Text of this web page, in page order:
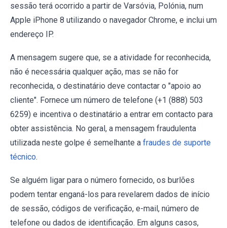
sessão terá ocorrido a partir de Varsóvia, Polónia, num
Apple iPhone 8 utilizando o navegador Chrome, e inclui um
endereço IP.
A mensagem sugere que, se a atividade for reconhecida,
não é necessária qualquer ação, mas se não for
reconhecida, o destinatário deve contactar o "apoio ao
cliente". Fornece um número de telefone (+1 (888) 503
6259) e incentiva o destinatário a entrar em contacto para
obter assistência. No geral, a mensagem fraudulenta
utilizada neste golpe é semelhante a fraudes de suporte
técnico.
Se alguém ligar para o número fornecido, os burlões
podem tentar enganá-los para revelarem dados de início
de sessão, códigos de verificação, e-mail, número de
telefone ou dados de identificação. Em alguns casos,